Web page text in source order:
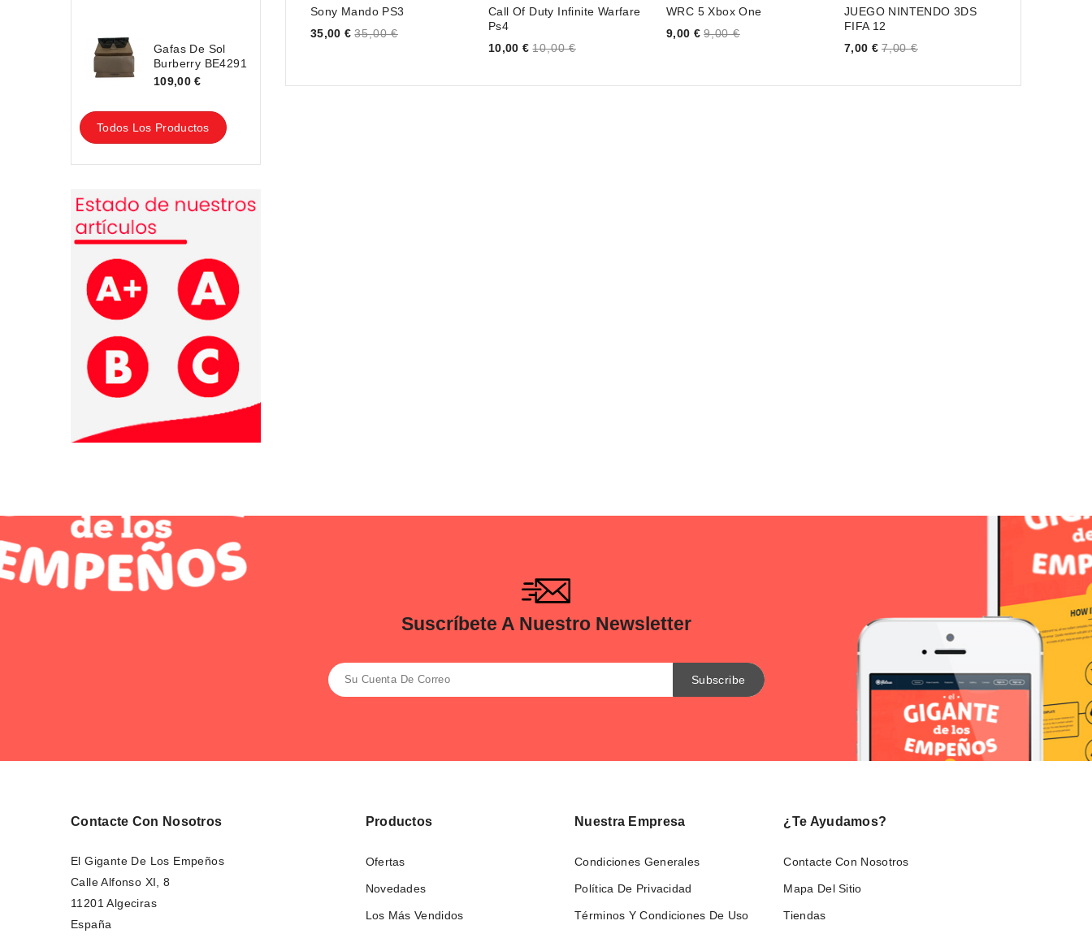
Gafas De Sol
Burberry BE4291
109,00 €
Todos Los Productos
Sony Mando PS3
Price
35,00 € 35,00 €
Call Of Duty Infinite Warfare
Ps4
Price
10,00 € 10,00 €
WRC 5 Xbox One
Price
9,00 € 9,00 €
JUEGO NINTENDO 3DS
FIFA 12
Price
7,00 € 7,00 €
Suscríbete A Nuestro Newsletter
Contacte Con Nosotros
El Gigante De Los Empeños
Calle Alfonso XI, 8
11201 Algeciras
España
Productos
Ofertas
Novedades
Los Más Vendidos
Nuestra Empresa
Condiciones Generales
Política De Privacidad
Términos Y Condiciones De Uso
¿Te Ayudamos?
Contacte Con Nosotros
Mapa Del Sitio
Tiendas